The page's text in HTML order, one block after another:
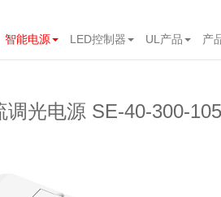
智能电源 LED控制器 UL产品 产
光电源 SE-40-300-